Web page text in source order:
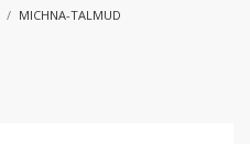
MICHNA-TALMUD